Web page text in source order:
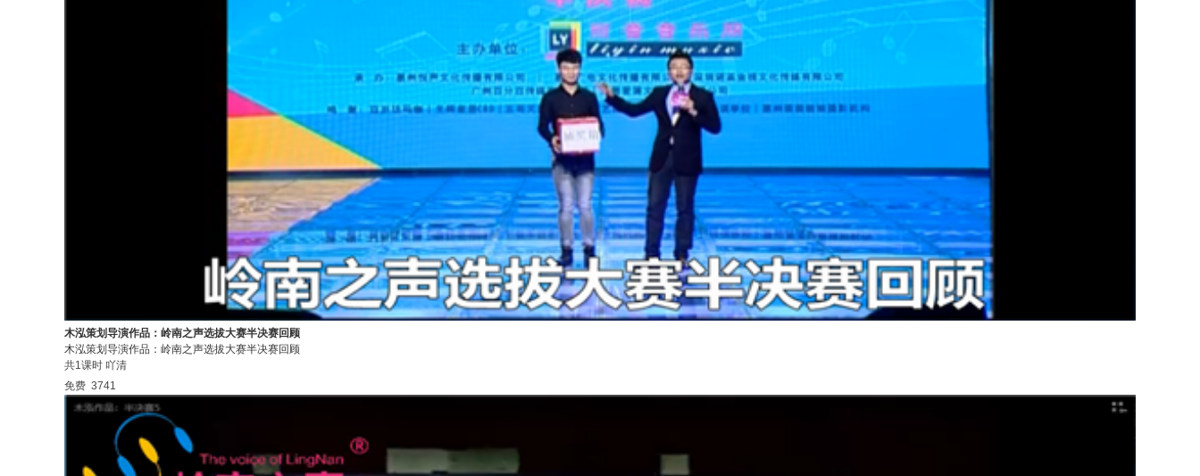
木泓策划导演作品：岭南之声选拔大赛半决赛回顾
木泓策划导演作品：岭南之声选拔大赛半决赛回顾
共1课时 吖清
免费 3741